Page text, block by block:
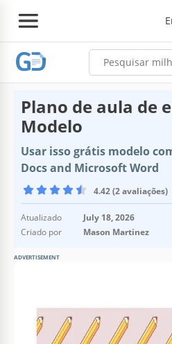
Plano de aula de
Modelo
Usar isso grátis modelo
Docs and Microsoft Word
4.42 (2 avaliações)
Atualizado
July 18, 2026
Criado por
Mason Martinez
ADVERTISEMENT